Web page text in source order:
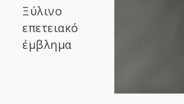
Ξύλινο
επετειακό
έμβλημα